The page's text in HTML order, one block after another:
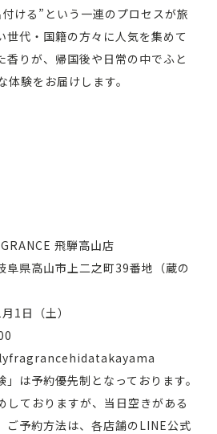
ける”という一連のプロセスが旅
世代・国籍の方々に人気を集めて
香りが、帰国後や日常の中でふと
体験をお届けします。
飛騨高山店
県高山市上二之町39番地（蔵の
1日（土）
は予約優先制となっております。
しておりますが、当日空きがある
ご予約方法は、各店舗のLINE公式